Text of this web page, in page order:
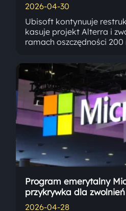
2026-04-30
Ubisoft kontynuuje
kasuje projekt Alterra i
ramach oszczędności 200
Program emerytalny
przykrywka dla zwolnień
2026-04-28